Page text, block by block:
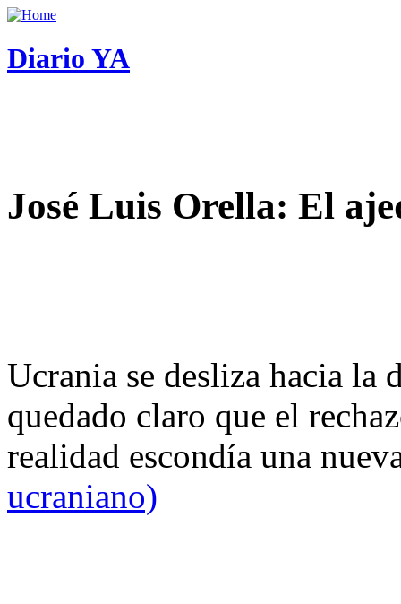
Diario YA
José Luis Orella: El
Ucrania se desliza hacia
quedado claro que el
realidad escondía una
ucraniano)